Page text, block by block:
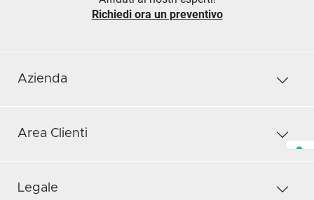
Richiedi ora un preventivo
Azienda
Area Clienti
Legale